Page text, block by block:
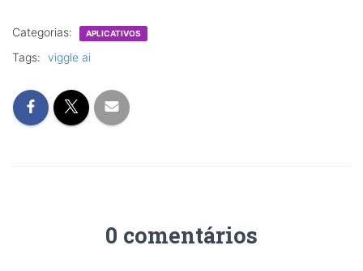
Categorias: APLICATIVOS
Tags: viggle ai
0 comentários